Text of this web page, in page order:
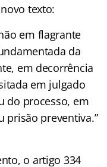
texto:
em flagrante
da
em decorrência
em julgado
do processo, em
prisão preventiva.”
o artigo 334